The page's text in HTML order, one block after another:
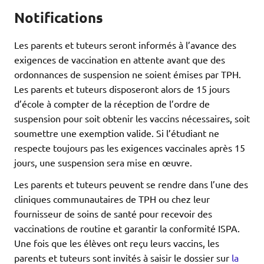
Notifications
Les parents et tuteurs seront informés à l’avance des
exigences de vaccination en attente avant que des
ordonnances de suspension ne soient émises par TPH.
Les parents et tuteurs disposeront alors de 15 jours
d’école à compter de la réception de l’ordre de
suspension pour soit obtenir les vaccins nécessaires, soit
soumettre une exemption valide. Si l’étudiant ne
respecte toujours pas les exigences vaccinales après 15
jours, une suspension sera mise en œuvre.
Les parents et tuteurs peuvent se rendre dans l’une des
cliniques communautaires de TPH ou chez leur
fournisseur de soins de santé pour recevoir des
vaccinations de routine et garantir la conformité ISPA.
Une fois que les élèves ont reçu leurs vaccins, les
parents et tuteurs sont invités à saisir le dossier sur la